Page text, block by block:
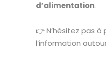
d’alimentation.
👉 N’hésitez pas
l’information